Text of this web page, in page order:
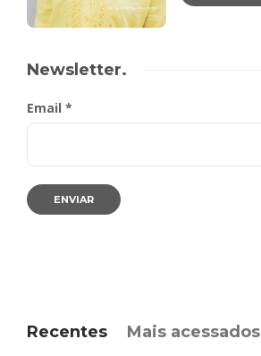
Newsletter.
Email *
Recentes Mais acessados